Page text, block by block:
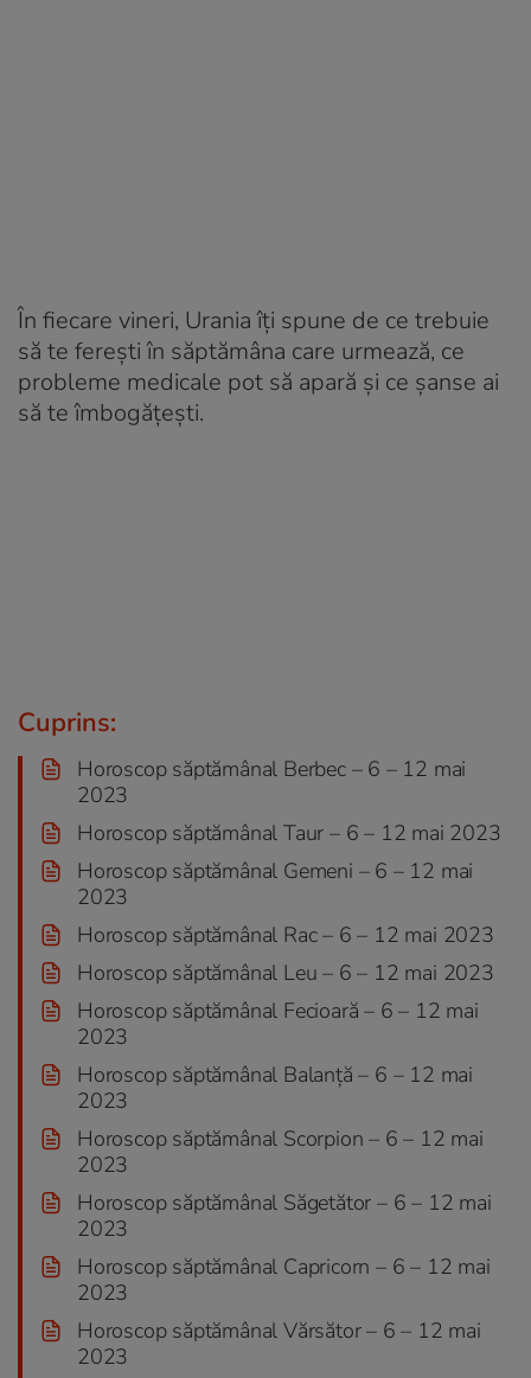
În fiecare vineri, Urania îți spune de ce trebuie
să te ferești în săptămâna care urmează, ce
probleme medicale pot să apară și ce șanse ai
să te îmbogățești.
Cuprins:
Horoscop săptămânal Berbec – 6 – 12 mai
2023
Horoscop săptămânal Taur – 6 – 12 mai 2023
Horoscop săptămânal Gemeni – 6 – 12 mai
2023
Horoscop săptămânal Rac – 6 – 12 mai 2023
Horoscop săptămânal Leu – 6 – 12 mai 2023
Horoscop săptămânal Fecioară – 6 – 12 mai
2023
Horoscop săptămânal Balanță – 6 – 12 mai
2023
Horoscop săptămânal Scorpion – 6 – 12 mai
2023
Horoscop săptămânal Săgetător – 6 – 12 mai
2023
Horoscop săptămânal Capricorn – 6 – 12 mai
2023
Horoscop săptămânal Vărsător – 6 – 12 mai
2023